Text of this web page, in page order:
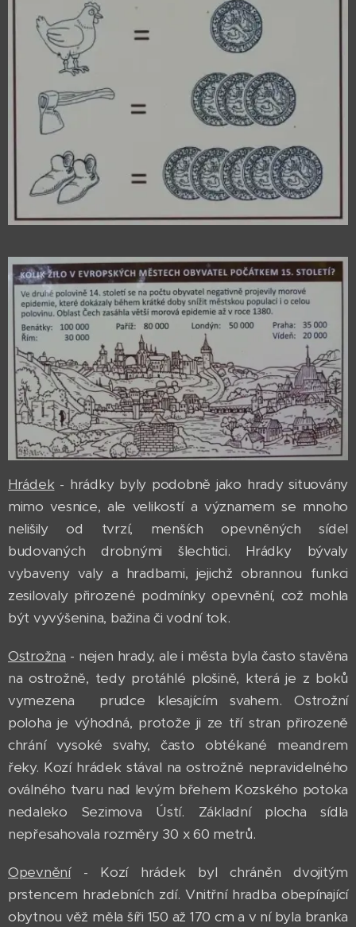
Hrádek- hrádky byly podobně jako hrady situovány
mimo vesnice, ale velikostí a významem se mnoho
nelišily od tvrzí, menších opevněných sídel
budovaných drobnými šlechtici. Hrádky bývaly
vybaveny valy a hradbami, jejichž obrannou funkci
zesilovaly přirozené podmínky opevnění, což mohla
být vyvýšenina, bažina či vodní tok.
Ostrožna - nejen hrady, ale i města byla často stavěna
na ostrožně, tedy protáhlé plošině, která je z boků
vymezena prudce klesajícím svahem. Ostrožní
poloha je výhodná, protože ji ze tří stran přirozeně
chrání vysoké svahy, často obtékané meandrem
řeky. Kozí hrádek stával na ostrožně nepravidelného
oválného tvaru nad levým břehem Kozského potoka
nedaleko Sezimova Ústí. Základní plocha sídla
nepřesahovala rozměry 30 x 60 metrů.
Opevnění- Kozí hrádek byl chráněn dvojitým
prstencem hradebních zdí. Vnitřní hradba obepínající
obytnou věž měla šíři 150 až 170 cm a v ní byla branka